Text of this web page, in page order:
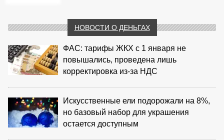
НОВОСТИ О ДЕНЬГАХ
ФАС: тарифы ЖКХ с 1 января не
повышались, проведена лишь
корректировка из‑за НДС
Искусственные ели подорожали на 8%,
но базовый набор для украшения
остается доступным